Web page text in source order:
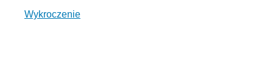
Wykroczenie